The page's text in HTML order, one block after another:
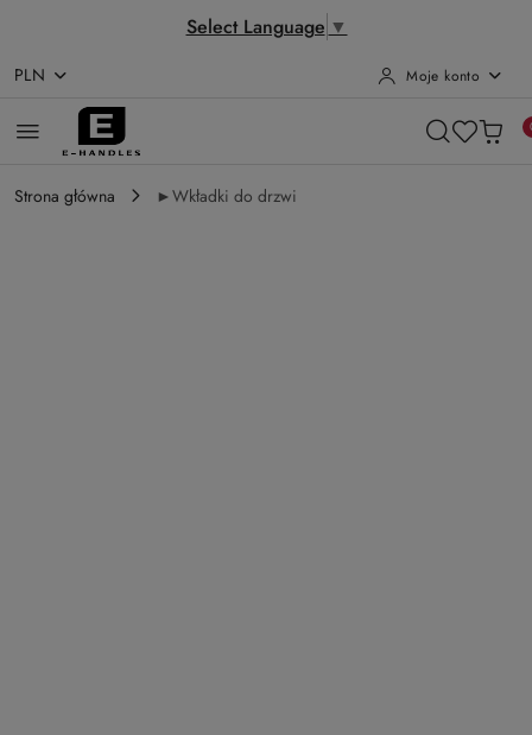
Select Language ▼
Przejdź do treści głównej
Przejdź do wyszukiwarki
Przejdź do moje konto
Przejdź do menu głównego
Przejdź do opisu produktu
Przejdź do stopki
PLN Moje konto
Strona główna ►Wkładki do drzwi